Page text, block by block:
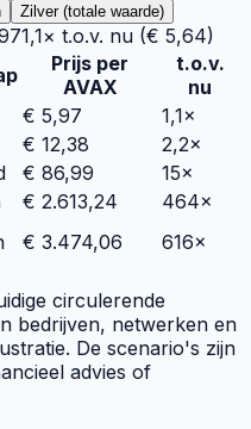
Zilver (totale waarde)
1,1× t.o.v. nu (€ 5,64)
Prijs per
AVAX
t.o.v.
nu
€ 5,97
1,1×
€ 12,38
2,2×
€ 86,99
15×
€ 2.613,24
464×
€ 3.474,06 616×
circulerende
bedrijven, netwerken en
De scenario's zijn
advies of